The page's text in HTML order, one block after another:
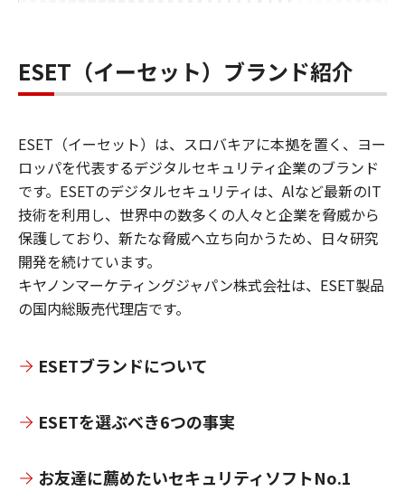
ESET（イーセット）ブランド紹介
ESET（イーセット）は、スロバキアに本拠を置く、ヨー
ロッパを代表するデジタルセキュリティ企業のブランド
です。ESETのデジタルセキュリティは、Alなど最新のIT
技術を利用し、世界中の数多くの人々と企業を脅威から
保護しており、新たな脅威へ立ち向かうため、日々研究
開発を続けています。
キヤノンマーケティングジャパン株式会社は、ESET製品
の国内総販売代理店です。
ESETブランドについて
ESETを選ぶべき6つの事実
お友達に薦めたいセキュリティソフトNo.1